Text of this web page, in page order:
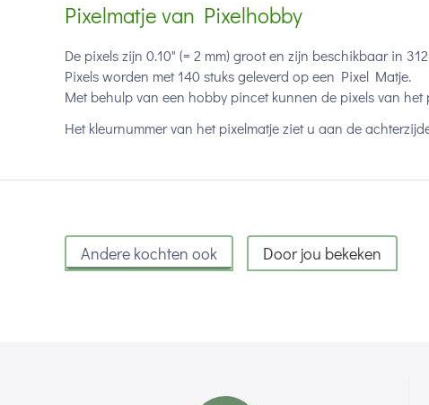
Pixelmatje van Pixelhobby
De pixels zijn 0.10" (= 2 mm) groot en zijn beschikbaar in
Pixels worden met 140 stuks geleverd op een Pixel Matje.
Met behulp van een hobby pincet kunnen de pixels van
Het kleurnummer van het pixelmatje ziet u aan de
Andere kochten ook Door jou bekeken